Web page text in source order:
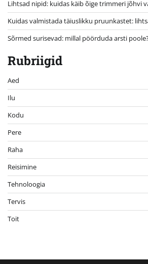
Lihtsad nipid: kuidas käib õige trimmeri jõhvi
Kuidas valmistada täiuslikku pruunkastet:
Sõrmed surisevad: millal pöörduda arsti
Rubriigid
Aed
Ilu
Kodu
Pere
Raha
Reisimine
Tehnoloogia
Tervis
Toit